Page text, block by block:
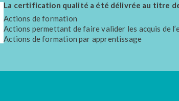
La certification qualité a été délivrée au titre
Actions de formation
Actions permettant de faire valider les acquis de
Actions de formation par apprentissage